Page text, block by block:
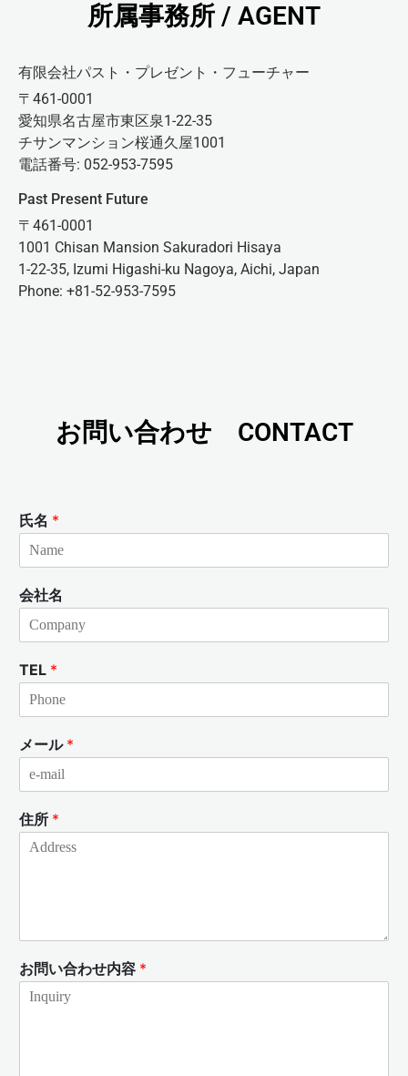
所属事務所 / AGENT
有限会社パスト・プレゼント・フューチャー
〒461-0001
愛知県名古屋市東区泉1-22-35
チサンマンション桜通久屋1001
電話番号: 052-953-7595
Past Present Future
〒461-0001
1001 Chisan Mansion Sakuradori Hisaya
1-22-35, Izumi Higashi-ku Nagoya, Aichi, Japan
Phone: +81-52-953-7595
お問い合わせ CONTACT
氏名 *
会社名
TEL *
メール *
住所 *
お問い合わせ内容 *